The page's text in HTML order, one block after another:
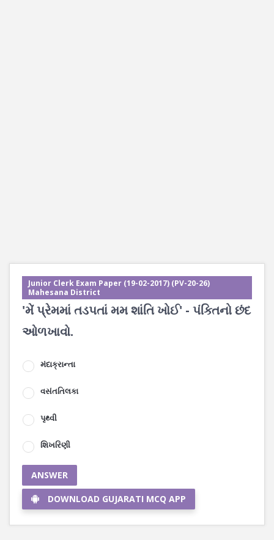
Junior Clerk Exam Paper (19-02-2017) (PV-20-26)
Mahesana District
'મેં પ્રેમમાં તડપતાં મમ શાંતિ ખોઈ' - પંક્તિનો છંદ
ઓળખાવો.
મંદાક્રાન્તા
વસંતતિલકા
પૃથ્વી
શિખરિણી
ANSWER
DOWNLOAD GUJARATI MCQ APP